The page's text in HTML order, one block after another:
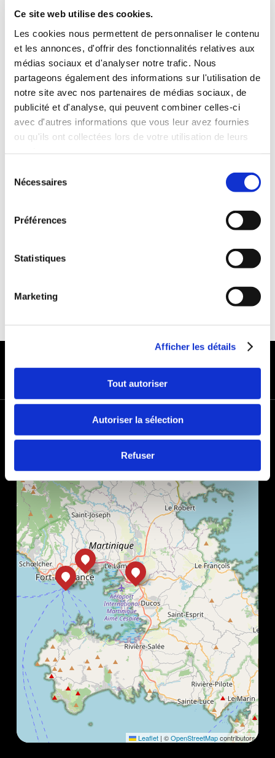
Ce site web utilise des cookies.
Les cookies nous permettent de personnaliser le contenu
et les annonces, d'offrir des fonctionnalités relatives aux
médias sociaux et d'analyser notre trafic. Nous
partageons également des informations sur l'utilisation de
notre site avec nos partenaires de médias sociaux, de
publicité et d'analyse, qui peuvent combiner celles-ci
avec d'autres informations que vous leur avez fournies
ou qu'ils ont collectées lors de votre utilisation de leurs
Nécessaires
Préférences
Statistiques
Marketing
Afficher les détails
Tout autoriser
Autoriser la sélection
Refuser
INCLUS À LA LOCATION
Killométrage illimité
Assurance tous risques (hors franchise)
Carburant : plein à rendre plein
CONDITIONS DE LOCATION
Age minimum :20 ans
Années de permis :2 ans
ASSURANCE
MODES DE PAIEMENT
−
Leaflet | ©OpenStreetMapcontributors